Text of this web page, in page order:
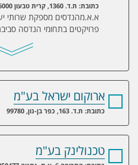
כתובת: ת.ד. 1360, קרית טבעון 36000
א.א.מהנדסים מספקת שרותי
פרויקטים בתחומי הנדסה
ארוקום ישראל בע"מ
כתובת: ת.ד. 163, כפר בן-נון, 99780
טכנולינק בע"מ